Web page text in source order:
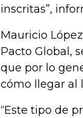
inscritas”,
Mauricio
Pacto Global,
que por lo
cómo llegar al
“Este tipo de